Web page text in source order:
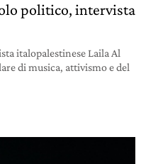
politico, intervista
italopalestinese Laila Al
di musica, attivismo e del